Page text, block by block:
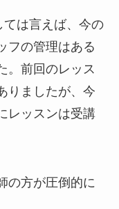
は言えば、今の
フの管理はある
。前回のレッス
りましたが、今
レッスンは受講
の方が圧倒的に